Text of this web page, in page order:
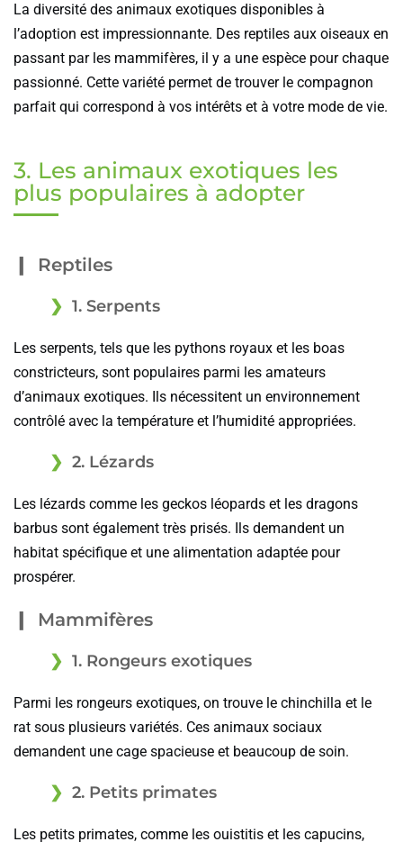
La diversité des animaux exotiques disponibles à
l’adoption est impressionnante. Des reptiles aux oiseaux en
passant par les mammifères, il y a une espèce pour chaque
passionné. Cette variété permet de trouver le compagnon
parfait qui correspond à vos intérêts et à votre mode de vie.
3. Les animaux exotiques les
plus populaires à adopter
Reptiles
1. Serpents
Les serpents, tels que les pythons royaux et les boas
constricteurs, sont populaires parmi les amateurs
d’animaux exotiques. Ils nécessitent un environnement
contrôlé avec la température et l’humidité appropriées.
2. Lézards
Les lézards comme les geckos léopards et les dragons
barbus sont également très prisés. Ils demandent un
habitat spécifique et une alimentation adaptée pour
prospérer.
Mammifères
1. Rongeurs exotiques
Parmi les rongeurs exotiques, on trouve le chinchilla et le
rat sous plusieurs variétés. Ces animaux sociaux
demandent une cage spacieuse et beaucoup de soin.
2. Petits primates
Les petits primates, comme les ouistitis et les capucins,